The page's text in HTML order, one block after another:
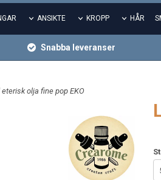
ANSIKTE KROPP HÅR
Snabba leveranser
olja fine pop EKO